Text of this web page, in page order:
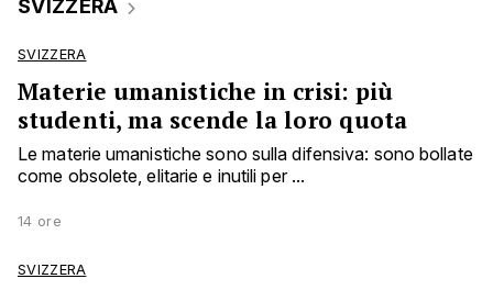
SVIZZERA
SVIZZERA
Materie umanistiche in crisi: più
studenti, ma scende la loro quota
Le materie umanistiche sono sulla difensiva: sono bollate
come obsolete, elitarie e inutili per ...
14 ore
SVIZZERA